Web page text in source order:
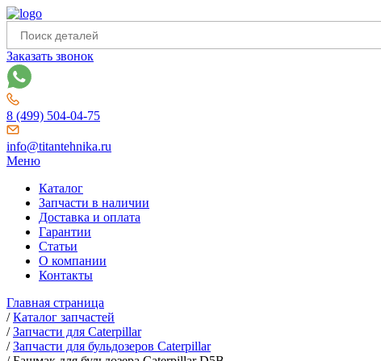
Заказать звонок
8 (499) 504-04-75
info@titantehnika.ru
Меню
Каталог
Запчасти в наличии
Доставка и оплата
Гарантии
Статьи
О компании
Контакты
Главная страница
/Каталог запчастей
/Запчасти для Caterpillar
/Запчасти для бульдозеров Caterpillar